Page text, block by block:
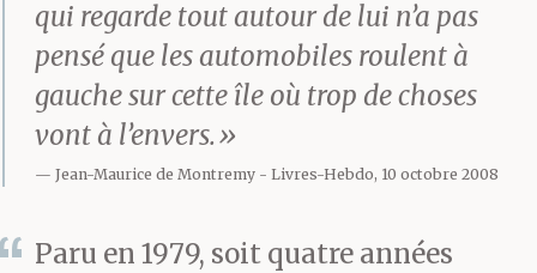
qui regarde tout autour de lui n’a pas
pensé que les automobiles roulent à
gauche sur cette île où trop de choses
vont à l’envers.»
Jean-Maurice de Montremy Livres-Hebdo, 10 octobre 2008
Paru en 1979, soit quatre années